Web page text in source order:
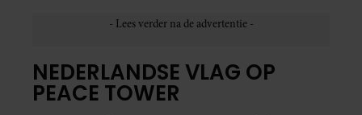
NEDERLANDSE VLAG OP
PEACE TOWER